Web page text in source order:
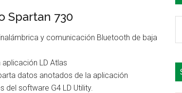
Spartan 730
y comunicación Bluetooth de baja
LD Atlas
datos anotados de la aplicación
software G4 LD Utility.